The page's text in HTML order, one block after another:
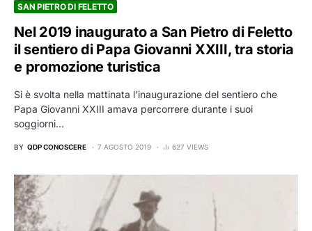
SAN PIETRO DI FELETTO
Nel 2019 inaugurato a San Pietro di Feletto
il sentiero di Papa Giovanni XXIII, tra storia
e promozione turistica
Si è svolta nella mattinata l’inaugurazione del sentiero che
Papa Giovanni XXIII amava percorrere durante i suoi
soggiorni…
BY QDP CONOSCERE 7 AGOSTO 2019 627 VIEWS